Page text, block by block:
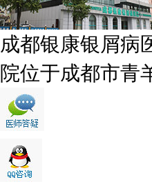
成都银康银屑病
院位于成都市青